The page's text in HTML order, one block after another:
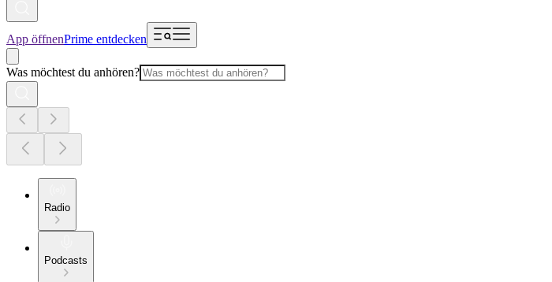
App öffnenPrime entdecken
Was möchtest du anhören?
Radio
Podcasts